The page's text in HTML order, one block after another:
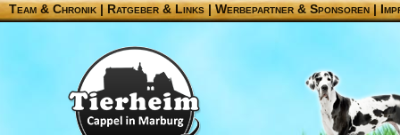
Team & Chronik |Ratgeber & Links|Werbepartner & Sponsoren|